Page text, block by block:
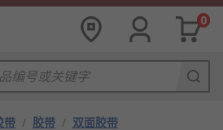
0
带 / 胶带 / 双面胶带